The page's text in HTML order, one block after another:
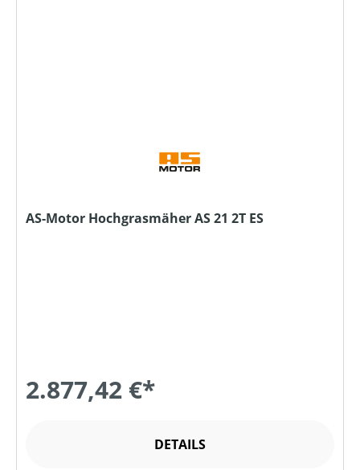
AS-Motor Hochgrasmäher AS 21 2T ES
2.877,42 €*
DETAILS